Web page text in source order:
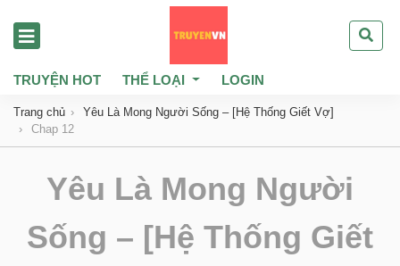
TRUYỆN HOT THỂ LOẠI LOGIN
Trang chủ
Yêu Là Mong Người Sống – [Hệ Thống Giết Vợ]
Chap 12
Yêu Là Mong Người
Sống – [Hệ Thống Giết